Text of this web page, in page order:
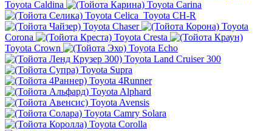
Toyota Caldina
Toyota Carina
Toyota Celica Toyota CH-R
Toyota Chaser
Toyota
Corona
Toyota Cresta
Toyota Crown
Toyota Echo
Toyota Land Cruiser 300
Toyota Supra
Toyota 4Runner
Toyota Alphard
Toyota Avensis
Toyota Camry Solara
Toyota Corolla